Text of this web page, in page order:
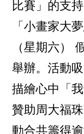
比賽」的支
「小畫家大
（星期六）
舉辦。活動
描繪心中「
贊助周大福
動合共籌得